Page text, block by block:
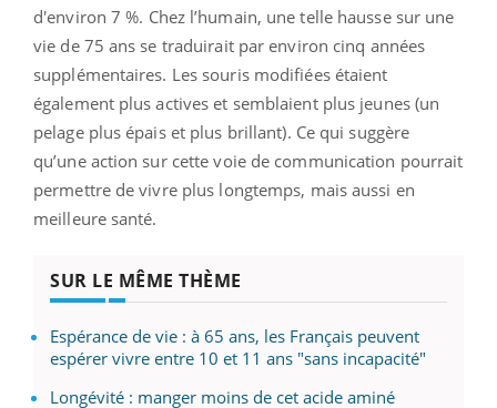
d'environ 7 %. Chez l’humain, une telle hausse sur une
vie de 75 ans se traduirait par environ cinq années
supplémentaires. Les souris modifiées étaient
également plus actives et semblaient plus jeunes (un
pelage plus épais et plus brillant). Ce qui suggère
qu’une action sur cette voie de communication pourrait
permettre de vivre plus longtemps, mais aussi en
meilleure santé.
SUR LE MÊME THÈME
Espérance de vie : à 65 ans, les Français peuvent
espérer vivre entre 10 et 11 ans "sans incapacité"
Longévité : manger moins de cet acide aminé